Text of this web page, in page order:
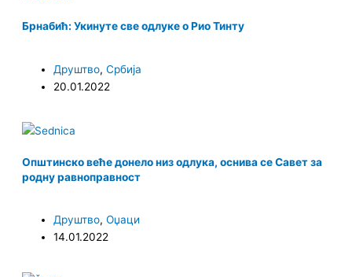
Брнабић: Укинуте све одлуке о Рио Тинту
Друштво, Србија
20.01.2022
Општинско веће донело низ одлука, оснива се Савет за
родну равноправност
Друштво, Оџаци
14.01.2022